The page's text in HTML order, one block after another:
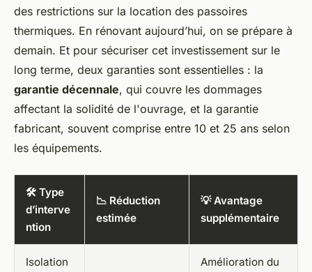
des restrictions sur la location des passoires
thermiques. En rénovant aujourd’hui, on se prépare à
demain. Et pour sécuriser cet investissement sur le
long terme, deux garanties sont essentielles : la
garantie décennale, qui couvre les dommages
affectant la solidité de l'ouvrage, et la garantie
fabricant, souvent comprise entre 10 et 25 ans selon
les équipements.
🛠️ Type
d’interve
ntion
📉 Réduction
estimée
💡 Avantage
supplémentaire
Isolation
Amélioration du